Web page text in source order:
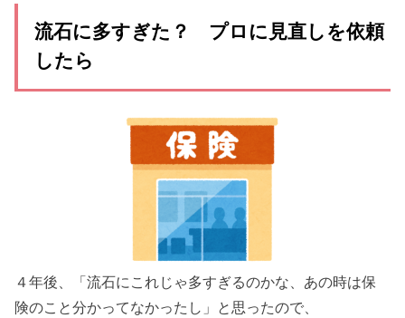
流石に多すぎた？ プロに見直しを依頼
したら
４年後、「流石にこれじゃ多すぎるのかな、あの時は保
険のこと分かってなかったし」と思ったので、